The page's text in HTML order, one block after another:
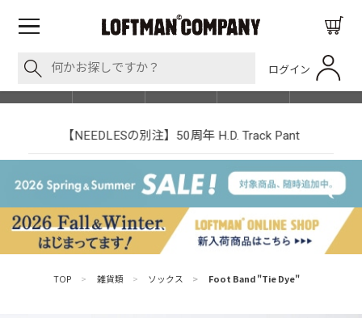
ログイン
SHOP LIST
【NEEDLESの別注】50周年 H.D. Track Pant
TOP > 雑貨類 > ソックス > Foot Band "Tie Dye"